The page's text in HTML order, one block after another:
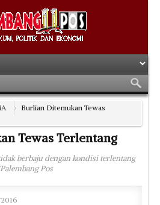
Burlian Ditemukan Tewas
Tewas Terlentang
berbaju dengan kondisi terlentang
Pos